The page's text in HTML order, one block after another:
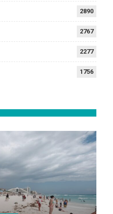
2890
2767
2277
1756